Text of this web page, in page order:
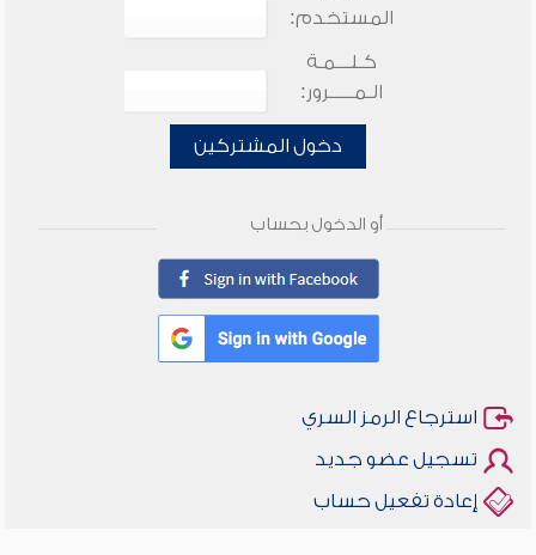
المستخدم:
كـلـــمـة
الـمـــــرور:
دخول المشتركين
أو الدخول بحساب
استرجاع الرمز السري
تسجيل عضو جديد
إعادة تفعيل حساب